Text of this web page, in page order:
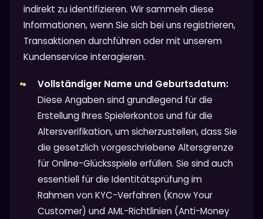
indirekt zu identifizieren. Wir sammeln diese
Informationen, wenn Sie sich bei uns registrieren,
Transaktionen durchführen oder mit unserem
Kundenservice interagieren.
Vollständiger Name und Geburtsdatum:
Diese Angaben sind grundlegend für die
Erstellung Ihres Spielerkontos und für die
Altersverifikation, um sicherzustellen, dass Sie
die gesetzlich vorgeschriebene Altersgrenze
für Online-Glücksspiele erfüllen. Sie sind auch
essentiell für die Identitätsprüfung im
Rahmen von KYC-Verfahren (Know Your
Customer) und AML-Richtlinien (Anti-Money